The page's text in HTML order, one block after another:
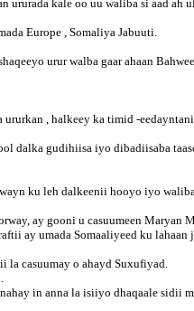
kale oo uu waliba si aad ah
Europe , Somaliya Jabuuti.
urur walba gaar ahaan
, halkeey ka timid -
dalka gudihiisa iyo dibadiisaba
ku leh dalkeenii hooyo iyo
ay gooni u casuumeen
ay umada Somaaliyeed ku lahaan
la casuumay o ahayd Suxufiyad.
in anna la isiiyo dhaqaale sidii